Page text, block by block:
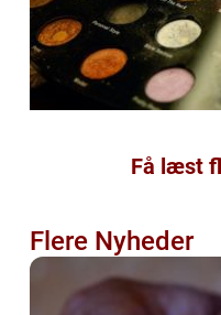
Få læst
Flere Nyheder